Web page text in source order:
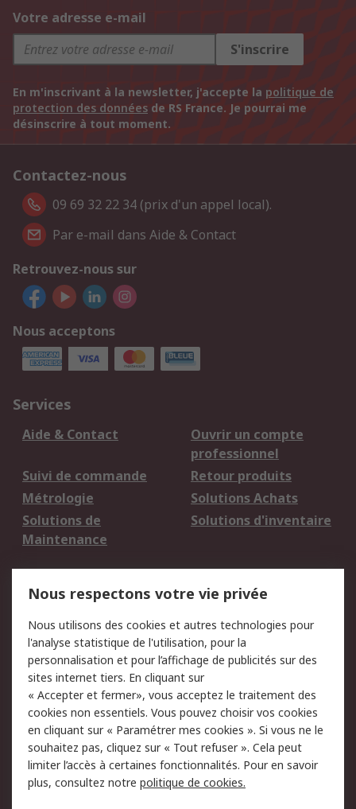
Votre adresse e-mail
S'inscrire
En m'inscrivant à la newsletter, j'accepte la politique de
protection des données de RS France. Je pourrai me
désinscrire à tout moment.
Contactez-nous
09 69 32 22 34 (prix d'un appel local).
Par e-mail dans Aide & Contact
Retrouvez-nous sur
Nous acceptons
Services
Aide & Contact
Ouvrir un compte
professionnel
Suivi de commande
Retour produits
Métrologie
Solutions Achats
Solutions de
Maintenance
Solutions d'inventaire
du site
Politique de protection
des données - Mise à
jour
Sécurité des E-mails
Conditions générales
de vente
Politique anti-
corruption
Campagnes marketing
A propos de RS
Nous respectons votre vie privée
Nous utilisons des cookies et autres technologies pour
l'analyse statistique de l'utilisation, pour la
personnalisation et pour l’affichage de publicités sur des
sites internet tiers. En cliquant sur
« Accepter et fermer», vous acceptez le traitement des
cookies non essentiels. Vous pouvez choisir vos cookies
en cliquant sur « Paramétrer mes cookies ». Si vous ne le
souhaitez pas, cliquez sur « Tout refuser ». Cela peut
limiter l’accès à certaines fonctionnalités. Pour en savoir
plus, consultez notre politique de cookies.